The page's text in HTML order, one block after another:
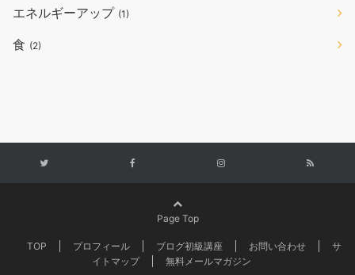
エネルギーアップ (1)
食 (2)
Page Top
TOP プロフィール ブログ初級講座 お問い合わせ
サ
イトマップ
無料メールマガジン